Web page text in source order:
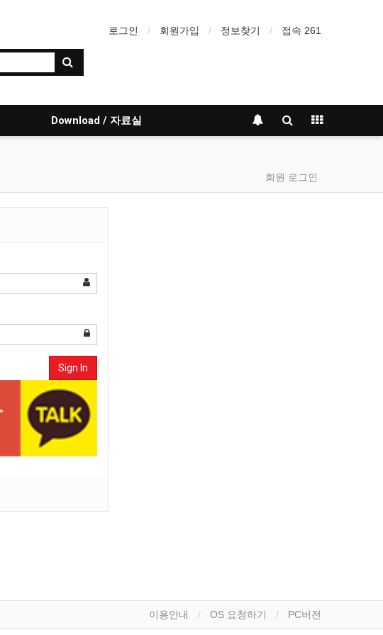
로그인 회원가입 정보찾기 접속 261
Download / 자료실
회원 로그인
Sign In
이용안내 OS 요청하기 PC버전